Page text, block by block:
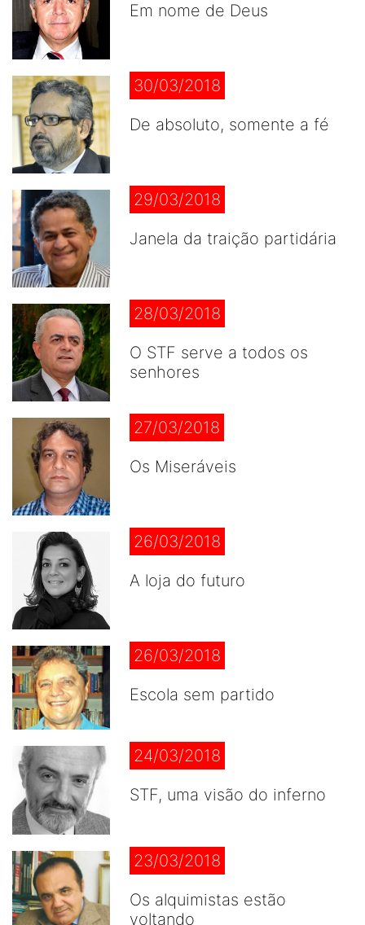
Em nome de Deus
30/03/2018
De absoluto, somente a fé
29/03/2018
Janela da traição partidária
28/03/2018
O STF serve a todos os
senhores
27/03/2018
Os Miseráveis
26/03/2018
A loja do futuro
26/03/2018
Escola sem partido
24/03/2018
STF, uma visão do inferno
23/03/2018
Os alquimistas estão
voltando